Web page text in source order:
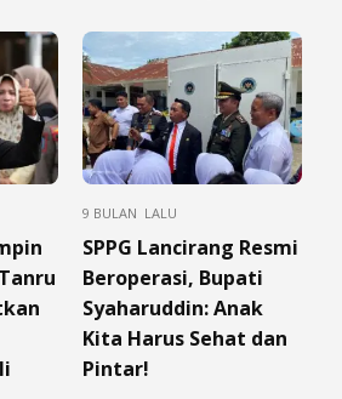
9 BULAN LALU
SPPG Lancirang Resmi
Beroperasi, Bupati
Syaharuddin: Anak
Kita Harus Sehat dan
Pintar!